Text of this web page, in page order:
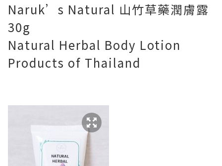
Naruk’s Natural 山竹草藥潤膚露
30g
Natural Herbal Body Lotion
Products of Thailand